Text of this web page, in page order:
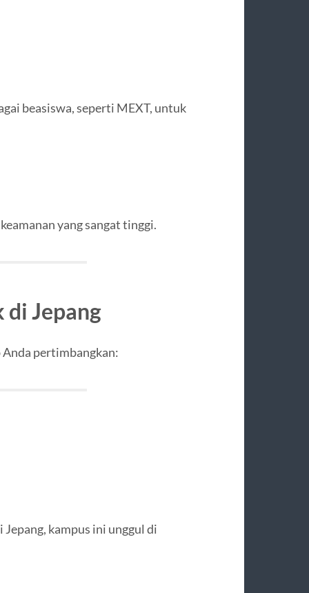
beasiswa, seperti MEXT, untuk
yang sangat tinggi.
Jepang
pertimbangkan:
kampus ini unggul di